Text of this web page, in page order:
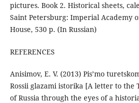
pictures. Book 2. Historical sheets,
Saint Petersburg: Imperial Academy
House, 530 p. (In Russian)
REFERENCES
Anisimov, E. V. (2013) Pis’mo
Rossii glazami istorika [A letter to the
of Russia through the eyes of a